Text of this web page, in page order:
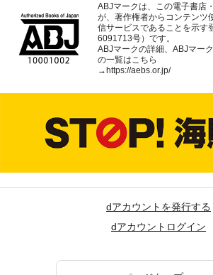
ABJマークは、この電子書店
が、著作権者からコンテンツ
信サービスであることを示す
6091713号）です。
ABJマークの詳細、ABJマー
の一覧はこちら
→https://aebs.or.jp/
dアカウントを発行する
dアカウントログイン